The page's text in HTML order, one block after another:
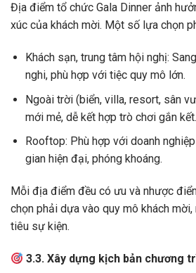
Địa điểm tổ chức Gala Dinner ảnh
xúc của khách mời. Một số lựa chọn
Khách sạn, trung tâm hội nghị:
nghi, phù hợp với tiệc quy mô lớn.
Ngoài trời (biển, villa, resort, sân
mới mẻ, dễ kết hợp trò chơi gắn kết.
Rooftop: Phù hợp với doanh
gian hiện đại, phóng khoáng.
Mỗi địa điểm đều có ưu và nhược
chọn phải dựa vào quy mô khách mời,
tiêu sự kiện.
3.3. Xây dựng kịch bản chương